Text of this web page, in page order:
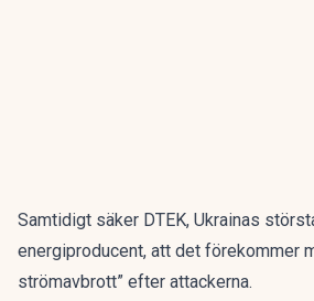
Samtidigt säker DTEK, Ukrainas
energiproducent, att det förekommer
strömavbrott” efter attackerna.